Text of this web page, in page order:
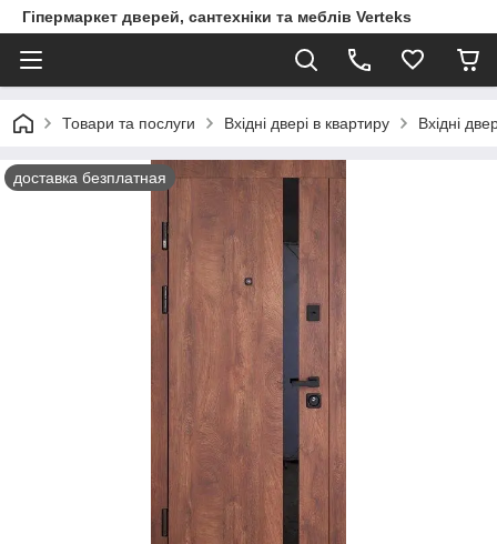
Гіпермаркет дверей, сантехніки та меблів Verteks
Товари та послуги Вхідні двері в квартиру Вхідні
доставка безплатная